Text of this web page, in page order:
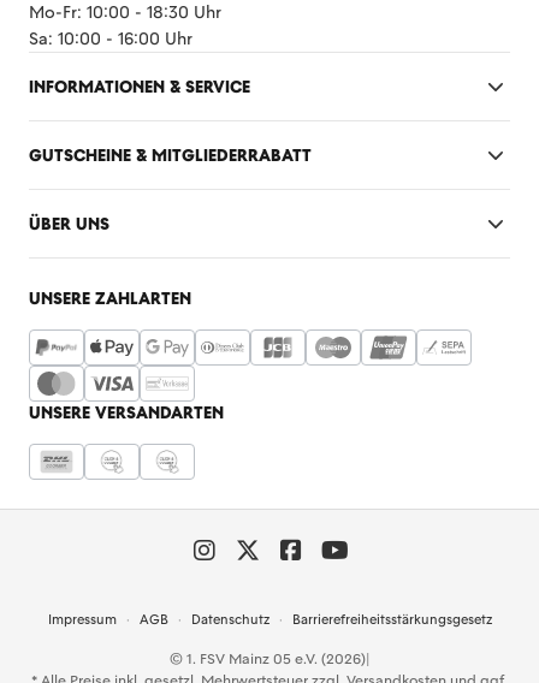
Mo-Fr: 10:00 - 18:30 Uhr
Sa: 10:00 - 16:00 Uhr
INFORMATIONEN & SERVICE
GUTSCHEINE & MITGLIEDERRABATT
ÜBER UNS
UNSERE ZAHLARTEN
UNSERE VERSANDARTEN
Impressum AGB Datenschutz Barrierefreiheitsstärkungsgesetz
© 1. FSV Mainz 05 e.V. (2026)|